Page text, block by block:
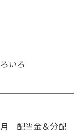
いろ
月 配当金＆分配